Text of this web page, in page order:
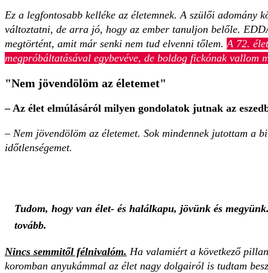
Ez a legfontosabb kelléke az életemnek. A szülői adomány
változtatni, de arra jó, hogy az ember tanuljon belőle.
megtörtént, amit már senki nem tud elvenni tőlem. A 72.
megpróbáltatásával egybevéve, de boldog fickónak vallom
"Nem jövendölöm az életemet"
– Az élet elmúlásáról milyen gondolatok jutnak az
– Nem jövendölöm az életemet. Sok mindennek jutottam a
időtlenségemet.
Tudom, hogy van élet- és halálkapu, jövünk és
tovább.
Nincs semmitől félnivalóm. Ha valamiért a következő
koromban anyukámmal az élet nagy dolgairól is tudtam